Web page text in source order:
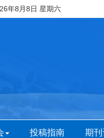
年8月8日 星期六
投稿指南 期